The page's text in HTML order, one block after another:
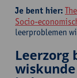
Je bent hier:
Socio-
leerproblemen
Leerzorg